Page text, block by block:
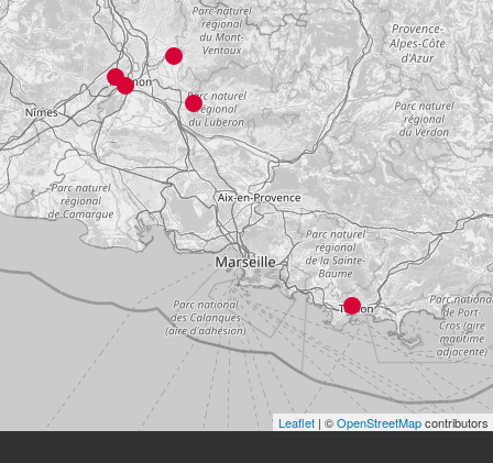
Leaflet | ©OpenStreetMapcontributors